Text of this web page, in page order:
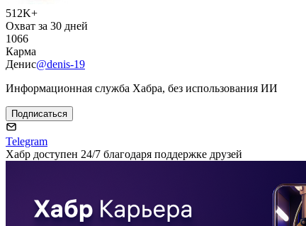
512K+
Охват за 30 дней
1066
Карма
Денис@denis-19
Информационная служба Хабра, без использования ИИ
Подписаться
Telegram
Хабр доступен 24/7 благодаря поддержке друзей